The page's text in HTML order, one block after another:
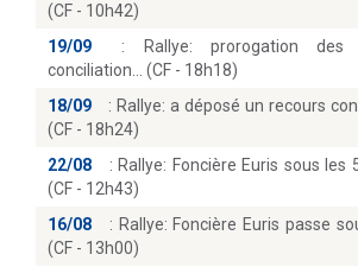
(CF - 10h42)
19/09
:
Rallye: prorogation des
conciliation… (CF - 18h18)
18/09
: Rallye: a déposé un recours
(CF - 18h24)
22/08
: Rallye: Foncière Euris sous les
(CF - 12h43)
16/08
: Rallye: Foncière Euris passe
(CF - 13h00)